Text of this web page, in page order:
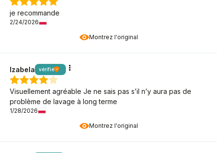
Montrez l'original
je recommande
2/24/2026
Montrez l'original
Izabela vérifié
Visuellement agréable Je ne sais pas s’il n’y aura pas de
problème de lavage à long terme
1/28/2026